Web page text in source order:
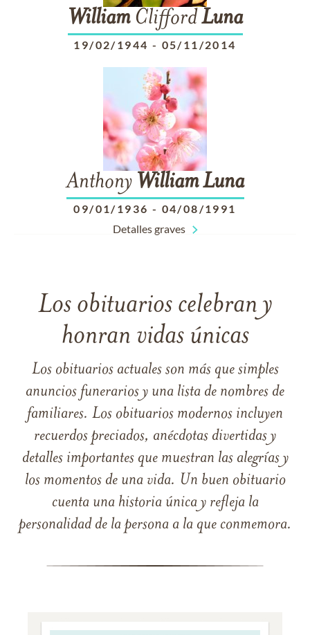
WilliamCliffordLuna
19/02/1944 - 05/11/2014
Anthony William Luna
09/01/1936 - 04/08/1991
Detalles graves
Los obituarios celebran y
honran vidas únicas
Los obituarios actuales son más que simples
anuncios funerarios y una lista de nombres de
familiares. Los obituarios modernos incluyen
recuerdos preciados, anécdotas divertidas y
detalles importantes que muestran las alegrías y
los momentos de una vida. Un buen obituario
cuenta una historia única y refleja la
personalidad de la persona a la que conmemora.